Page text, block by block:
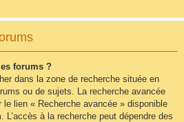
forums ?
dans la zone de recherche située en
ou de sujets. La recherche avancée
lien « Recherche avancée » disponible
à la recherche peut dépendre des